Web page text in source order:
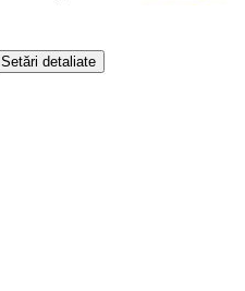
Setări detaliate